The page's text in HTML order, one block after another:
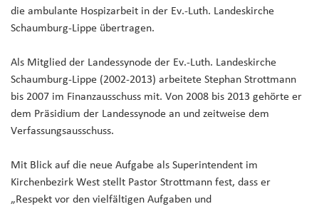
die ambulante Hospizarbeit in der Ev.-Luth. Landeskirche
Schaumburg-Lippe übertragen.
Als Mitglied der Landessynode der Ev.-Luth. Landeskirche
Schaumburg-Lippe (2002-2013) arbeitete Stephan Strottmann
bis 2007 im Finanzausschuss mit. Von 2008 bis 2013 gehörte er
dem Präsidium der Landessynode an und zeitweise dem
Verfassungsausschuss.
Mit Blick auf die neue Aufgabe als Superintendent im
Kirchenbezirk West stellt Pastor Strottmann fest, dass er
„Respekt vor den vielfältigen Aufgaben und